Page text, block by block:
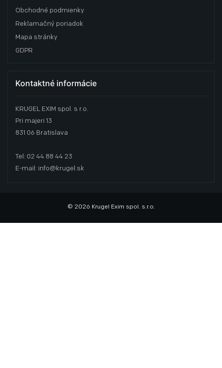
Obchodné podmienky
Reklamačný poriadok
Mapa stránky
GDPR
Kontaktné informácie
KRUGEL EXIM spol. s r.o.
Pri majeri 13
831 06 Bratislava
Tel: 02 44 88 44 23
E-mail: info@krugel.sk
© 2026 Krugel Exim spol. s.r.o.